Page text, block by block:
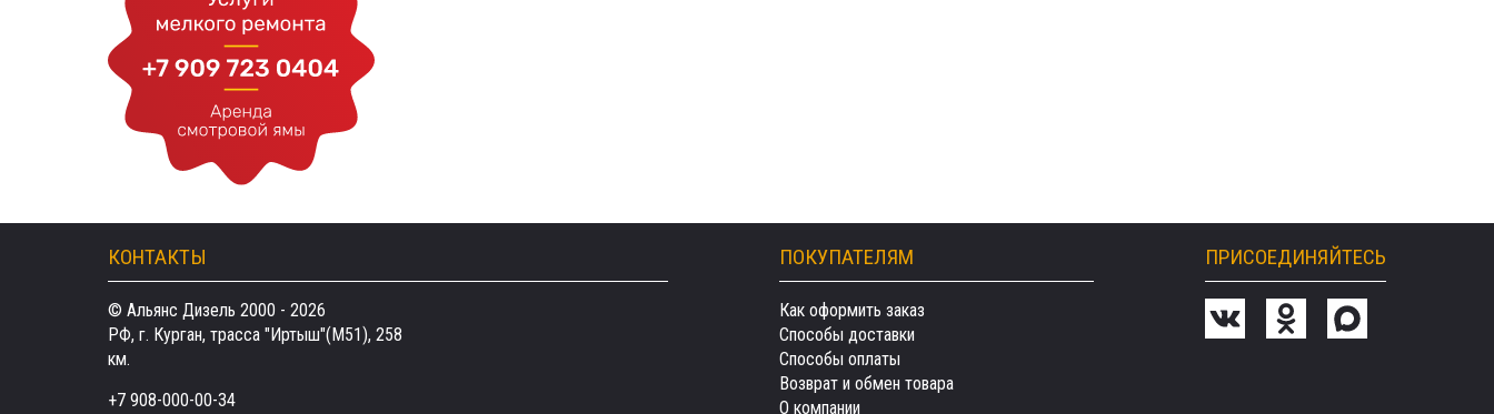
КОНТАКТЫ
© Альянс Дизель 2000 - 2026
РФ, г. Курган, трасса "Иртыш"(М51), 258
км.
+7 908-000-00-34
ПОКУПАТЕЛЯМ
Как оформить заказ
Способы доставки
Способы оплаты
Возврат и обмен товара
О компании
ПРИСОЕДИНЯЙТЕСЬ